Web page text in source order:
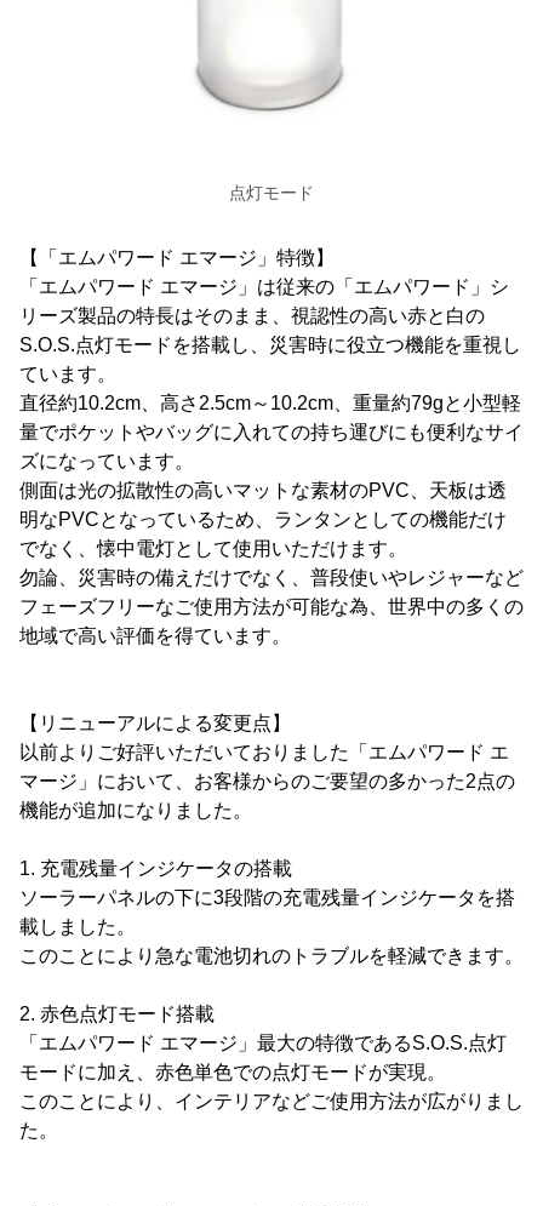
点灯モード
【「エムパワード エマージ」特徴】
「エムパワード エマージ」は従来の「エムパワード」シ
リーズ製品の特長はそのまま、視認性の高い赤と白の
S.O.S.点灯モードを搭載し、災害時に役立つ機能を重視し
ています。
直径約10.2cm、高さ2.5cm～10.2cm、重量約79gと小型軽
量でポケットやバッグに入れての持ち運びにも便利なサイ
ズになっています。
側面は光の拡散性の高いマットな素材のPVC、天板は透
明なPVCとなっているため、ランタンとしての機能だけ
でなく、懐中電灯として使用いただけます。
勿論、災害時の備えだけでなく、普段使いやレジャーなど
フェーズフリーなご使用方法が可能な為、世界中の多くの
地域で高い評価を得ています。
【リニューアルによる変更点】
以前よりご好評いただいておりました「エムパワード エ
マージ」において、お客様からのご要望の多かった2点の
機能が追加になりました。
1. 充電残量インジケータの搭載
ソーラーパネルの下に3段階の充電残量インジケータを搭
載しました。
このことにより急な電池切れのトラブルを軽減できます。
2. 赤色点灯モード搭載
「エムパワード エマージ」最大の特徴であるS.O.S.点灯
モードに加え、赤色単色での点灯モードが実現。
このことにより、インテリアなどご使用方法が広がりまし
た。